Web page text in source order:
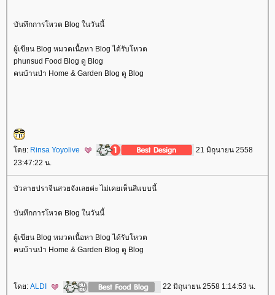
บันทึกการโหวต Blog ในวันนี้
ผู้เขียน Blog หมวดเนื้อหา Blog ได้รับโหวต
phunsud Food Blog ดู Blog
คนบ้านป่า Home & Garden Blog ดู Blog
ดย: Rinsa Yoyolive
21 มิถุนายน 2558
23:47:22 น.
บัวลายปราจีนสวยจังเลยค่ะ ไม่เคยเห็นสีแบบนี้
บันทึกการโหวต Blog ในวันนี้
ผู้เขียน Blog หมวดเนื้อหา Blog ได้รับโหวต
คนบ้านป่า Home & Garden Blog ดู Blog
ดย: ALDI 22 มิถุนายน 2558 1:14:53 น.